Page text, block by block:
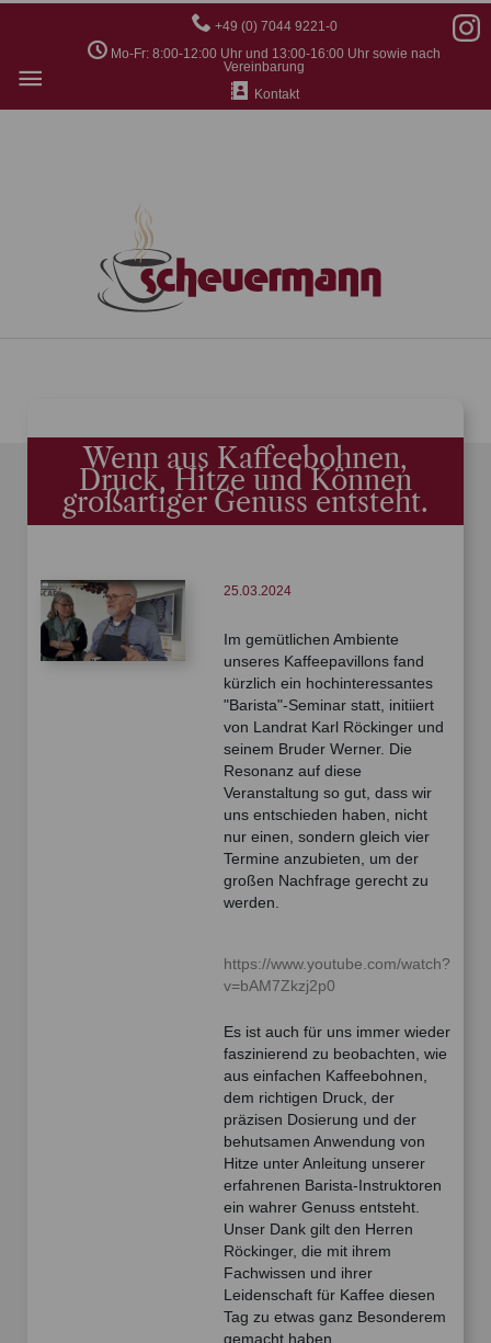
+49 (0) 7044 9221-0
Mo-Fr: 8:00-12:00 Uhr und 13:00-16:00 Uhr sowie nach
Vereinbarung
Kontakt
Hauptmenü
Wenn aus Kaffeebohnen,
Druck, Hitze und Können
großartiger Genuss entsteht.
25.03.2024
Im gemütlichen Ambiente
unseres Kaffeepavillons fand
kürzlich ein hochinteressantes
"Barista"-Seminar statt, initiiert
von Landrat Karl Röckinger und
seinem Bruder Werner. Die
Resonanz auf diese
Veranstaltung so gut, dass wir
uns entschieden haben, nicht
nur einen, sondern gleich vier
Termine anzubieten, um der
großen Nachfrage gerecht zu
werden.
https://www.youtube.com/watch?
v=bAM7Zkzj2p0
Es ist auch für uns immer wieder
faszinierend zu beobachten, wie
aus einfachen Kaffeebohnen,
dem richtigen Druck, der
präzisen Dosierung und der
behutsamen Anwendung von
Hitze unter Anleitung unserer
erfahrenen Barista-Instruktoren
ein wahrer Genuss entsteht.
Unser Dank gilt den Herren
Röckinger, die mit ihrem
Fachwissen und ihrer
Leidenschaft für Kaffee diesen
Tag zu etwas ganz Besonderem
gemacht haben.